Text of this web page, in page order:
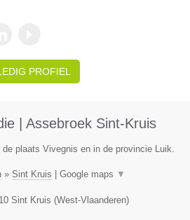
PROFIEL
| Assebroek Sint-Kruis
de plaats Vivegnis en in de provincie Luik.
» Sint Kruis Google maps ▼
Sint Kruis (West-Vlaanderen)